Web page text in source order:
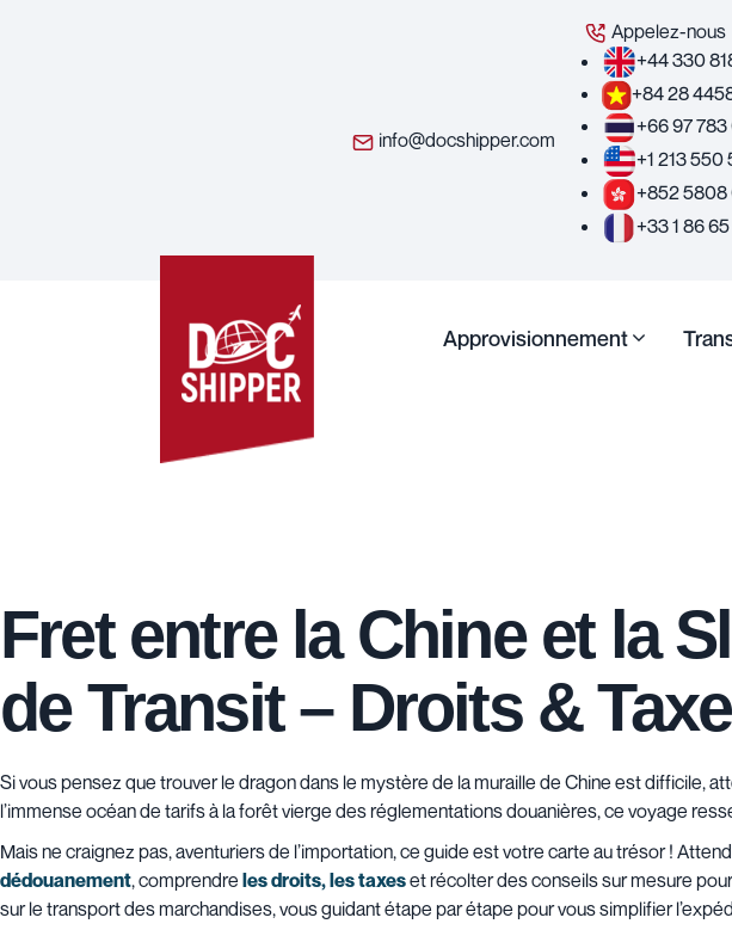
info@docshipper.com
Appelez-nous
+44 330
+84 28
+66 97 783
+1 213 550
+852 5808
+33 1 86
Approvisionnement
Fret entre la Chine et la
de Transit – Droits &
Si vous pensez que trouver le dragon dans le mystère de la muraille de Chine est difficile,
l’immense océan de tarifs à la forêt vierge des réglementations douanières, ce voyage
Mais ne craignez pas, aventuriers de l’importation, ce guide est votre carte au trésor !
dédouanement, comprendre les droits, les taxeset récolter des conseils sur mesure
sur le transport des marchandises, vous guidant étape par étape pour vous simplifier